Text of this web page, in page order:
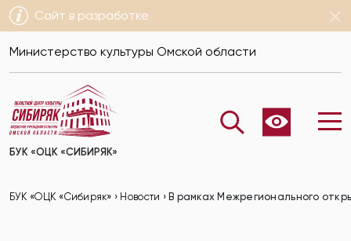
Сайт в разработке
Министерство культуры Омской области
БУК «ОЦК «СИБИРЯК»
БУК «ОЦК «Сибиряк» › Новости › В рамках Межрегионального